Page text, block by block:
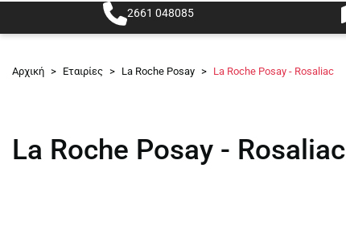
2661 048085
Αρχική > Εταιρίες > La Roche Posay > La Roche Posay - Rosaliac
La Roche Posay - Rosaliac